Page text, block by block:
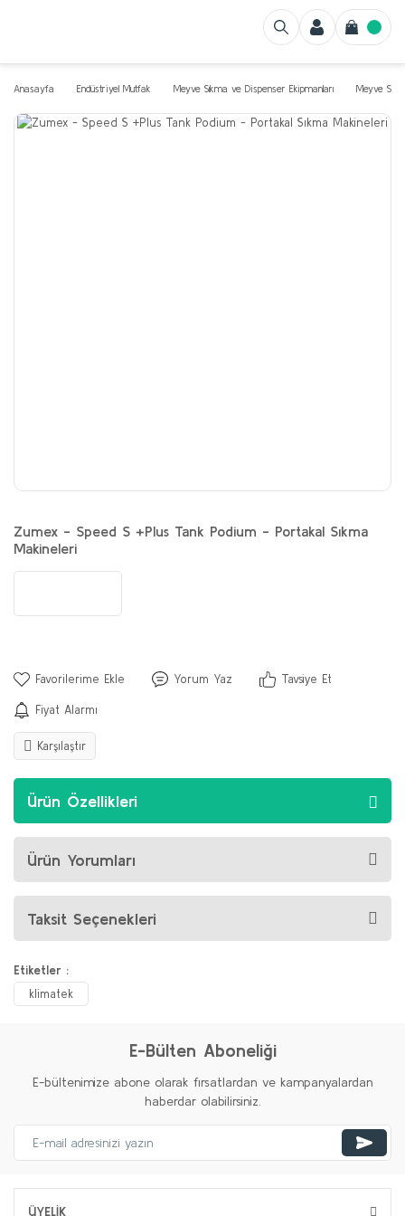
Anasayfa Endüstriyel Mutfak Meyve Sıkma ve Dispenser Ekipmanları Meyve
Zumex - Speed S +Plus Tank Podium - Portakal Sıkma
Makineleri
Yorum Yaz Tavsiye Et
Fiyat Alarmı
Karşılaştır
Ürün Özellikleri
Ürün Yorumları
Taksit Seçenekleri
Etiketler :
klimatek
E-Bülten Aboneliği
E-bültenimize abone olarak fırsatlardan ve kampanyalardan
haberdar olabilirsiniz.
ÜYELİK